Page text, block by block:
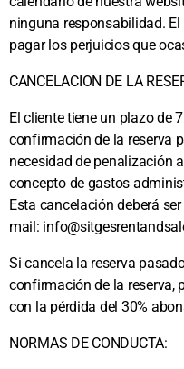
ninguna responsabilidad.
pagar los perjuicios que
CANCELACION DE LA
El cliente tiene un plazo de
confirmación de la reserva
necesidad de penalización
concepto de gastos
Esta cancelación deberá
mail:
Si cancela la reserva
confirmación de la reserva,
con la pérdida del 30%
NORMAS DE CONDUCTA: